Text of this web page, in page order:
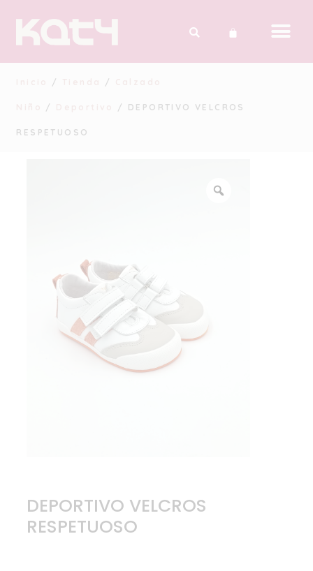
/ /
/ / DEPORTIVO VELCROS
RESPETUOSO
DEPORTIVO VELCROS
RESPETUOSO